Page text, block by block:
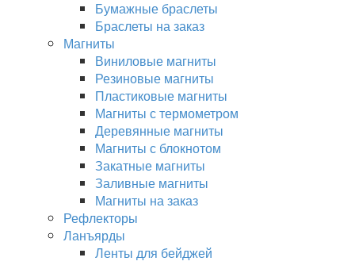
Бумажные браслеты
Браслеты на заказ
Магниты
Виниловые магниты
Резиновые магниты
Пластиковые магниты
Магниты с термометром
Деревянные магниты
Магниты с блокнотом
Закатные магниты
Заливные магниты
Магниты на заказ
Рефлекторы
Ланъярды
Ленты для бейджей